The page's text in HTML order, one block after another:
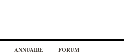
ANNUAIRE FORUM